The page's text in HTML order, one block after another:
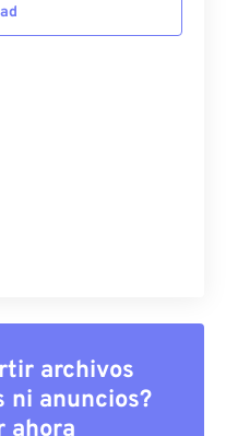
archivos
ni anuncios?
ahora